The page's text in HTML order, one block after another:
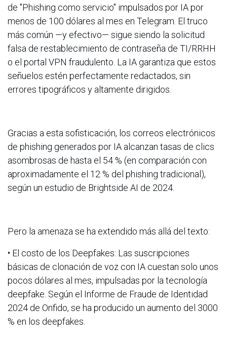
de "Phishing como servicio" impulsados por IA por
menos de 100 dólares al mes en Telegram. El truco
más común —y efectivo— sigue siendo la solicitud
falsa de restablecimiento de contraseña de TI/RRHH
o el portal VPN fraudulento. La IA garantiza que estos
señuelos estén perfectamente redactados, sin
errores tipográficos y altamente dirigidos.
Gracias a esta sofisticación, los correos electrónicos
de phishing generados por IA alcanzan tasas de clics
asombrosas de hasta el 54 % (en comparación con
aproximadamente el 12 % del phishing tradicional),
según un estudio de Brightside AI de 2024.
Pero la amenaza se ha extendido más allá del texto:
• El costo de los Deepfakes: Las suscripciones
básicas de clonación de voz con IA cuestan solo unos
pocos dólares al mes, impulsadas por la tecnología
deepfake. Según el Informe de Fraude de Identidad
2024 de Onfido, se ha producido un aumento del 3000
% en los deepfakes.